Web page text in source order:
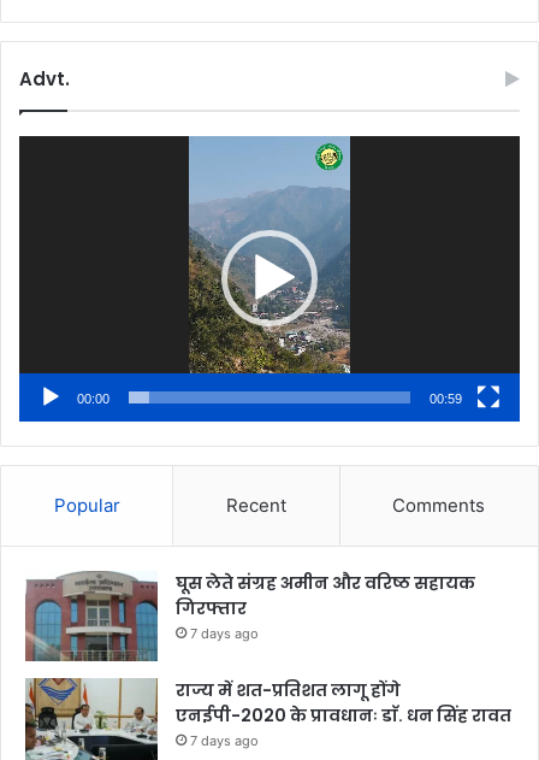
Advt.
00:00 00:59
Popular Recent Comments
घूस लेते संग्रह अमीन और वरिष्ठ सहायक
गिरफ्तार
7 days ago
राज्य में शत-प्रतिशत लागू होंगे
एनईपी-2020 के प्रावधानः डाॅ. धन सिंह रावत
7 days ago